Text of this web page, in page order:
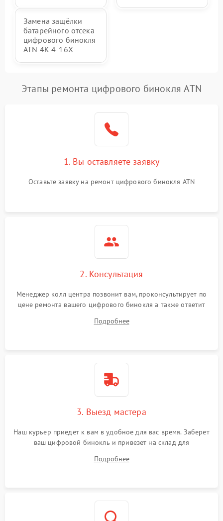
Замена защёлки
батарейного отсека
цифрового бинокля
ATN 4K 4-16X
Этапы ремонта цифрового бинокля ATN
1. Вы оставляете заявку
Оставьте заявку на ремонт цифрового бинокля ATN
2. Консультация
Менеджер колл центра позвонит вам, проконсультирует по
цене ремонта вашего цифрового бинокля а также ответит
Подробнее
3. Выезд мастера
Наш курьер приедет к вам в удобное для вас время. Заберет
ваш цифровой бинокль и привезет на склад для
Подробнее